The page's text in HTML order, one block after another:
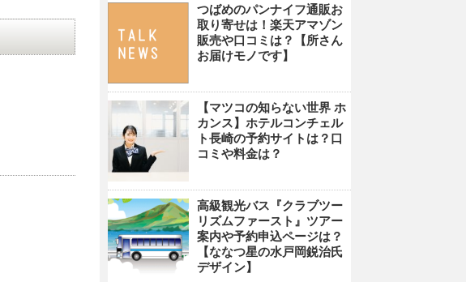
つばめのパンナイフ通販お
取り寄せは！楽天アマゾン
販売や口コミは？【所さん
お届けモノです】
【マツコの知らない世界 ホ
カンス】ホテルコンチェル
ト長崎の予約サイトは？口
コミや料金は？
高級観光バス『クラブツー
リズムファースト』ツアー
案内や予約申込ページは？
【ななつ星の水戸岡鋭治氏
デザイン】